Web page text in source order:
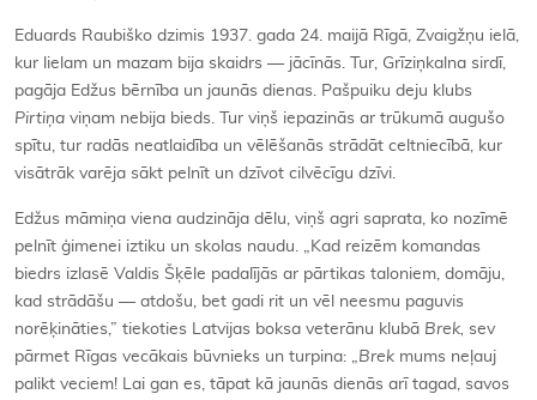
Eduards Raubiško dzimis 1937. gada 24. maijā Rīgā, Zvaigžņu ielā,
kur lielam un mazam bija skaidrs — jācīnās. Tur, Grīziņkalna sirdī,
pagāja Edžus bērnība un jaunās dienas. Pašpuiku deju klubs
Pirtiņa viņam nebija bieds. Tur viņš iepazinās ar trūkumā augušo
spītu, tur radās neatlaidība un vēlēšanās strādāt celtniecībā, kur
visātrāk varēja sākt pelnīt un dzīvot cilvēcīgu dzīvi.
Edžus māmiņa viena audzināja dēlu, viņš agri saprata, ko nozīmē
pelnīt ģimenei iztiku un skolas naudu. „Kad reizēm komandas
biedrs izlasē Valdis Šķēle padalījās ar pārtikas taloniem, domāju,
kad strādāšu — atdošu, bet gadi rit un vēl neesmu paguvis
norēķināties,” tiekoties Latvijas boksa veterānu klubā Brek, sev
pārmet Rīgas vecākais būvnieks un turpina: „Brek mums neļauj
palikt veciem! Lai gan es, tāpat kā jaunās dienās arī tagad, savos